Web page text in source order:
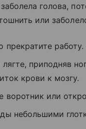
голова,
или
прекратите работу.
приподняв
крови к мозгу.
воротник или
небольшими